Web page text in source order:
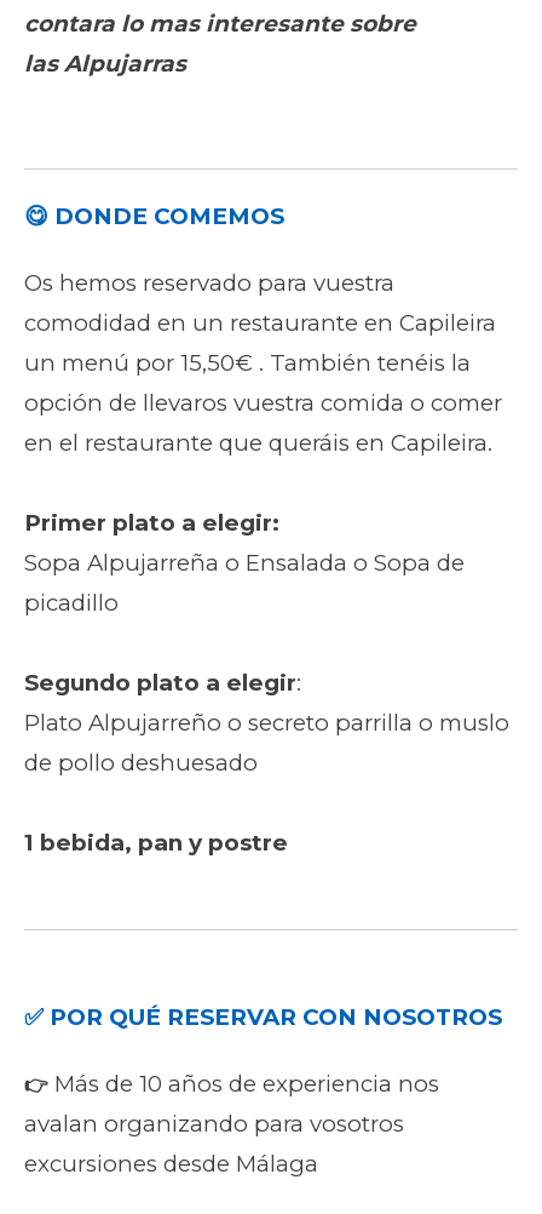
contara lo mas interesante sobre
lasAlpujarras
😋 DONDE COMEMOS
Os hemos reservado para vuestra
comodidad en un restaurante en Capileira
un menú por 15,50€ . También tenéis la
opción de llevaros vuestra comida o comer
en el restaurante que queráis en Capileira.
Primer plato a elegir:
Sopa Alpujarreña o Ensalada o Sopa de
picadillo
Segundo plato a elegir:
Plato Alpujarreño o secreto parrilla o muslo
de pollo deshuesado
1 bebida, pan y postre
✅ POR QUÉ RESERVAR CON NOSOTROS
👉 Más de 10 años de experiencia nos
avalan organizando para vosotros
excursiones desde Málaga